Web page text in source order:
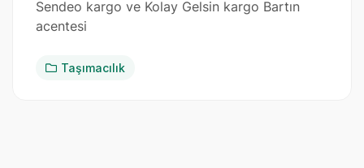
Sendeo kargo ve Kolay Gelsin kargo Bartın
acentesi
Taşımacılık